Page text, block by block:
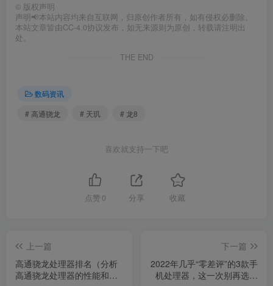
© 版权声明
声明📢本站内容均来自互联网，归原创作者所有，如有侵权必删除。
本站文章皆由CC-4.0协议发布，如无来源则为原创，转载请注明出
处。
THE END
数码资讯
# 高通骁龙
# 天玑 # 龙8
喜欢就支持一下吧
点赞 0 分享 收藏
上一篇
高通骁龙处理器排名（分析
高通骁龙处理器的性能和市
下一篇
2022年几乎“零差评”的3款手
机处理器，这一次别再选错